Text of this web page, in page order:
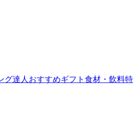
グ達人おすすめギフト 食材・飲料特